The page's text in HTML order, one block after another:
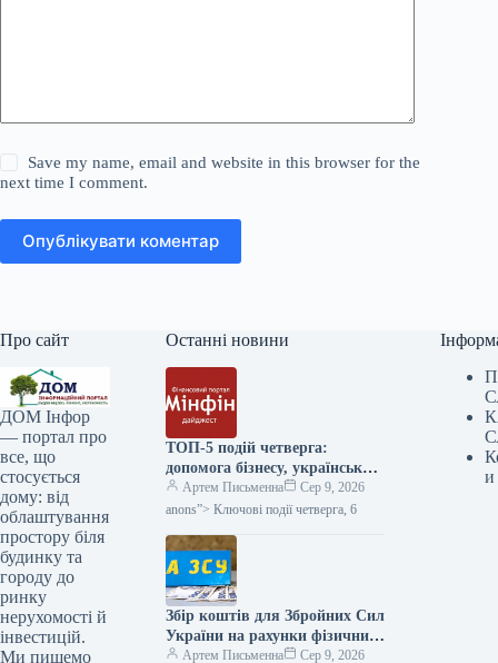
Save my name, email and website in this browser for the
next time I comment.
Опублікувати коментар
Про сайт
ДОМ Інфор
— портал про
все, що
стосується
дому: від
облаштування
простору біля
будинку та
городу до
ринку
нерухомості й
інвестицій.
Ми пишемо
Останні новини
ТОП-5 подій четверга:
допомога бізнесу, український
ВВП та авто з пробігом з ЄС
— Мінфін
Артем Письменна
Сер 9, 2026
anons”> Ключові події четверга, 6
Збір коштів для Збройних Сил
України на рахунки фізичних
осіб-підприємців: коли
Артем Письменна Сер 9, 2026
и